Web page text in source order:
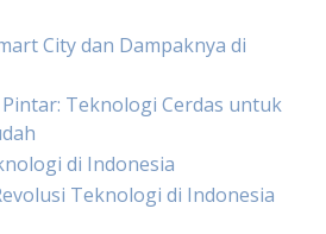
City dan Dampaknya di
Teknologi Cerdas untuk
di Indonesia
Teknologi di Indonesia